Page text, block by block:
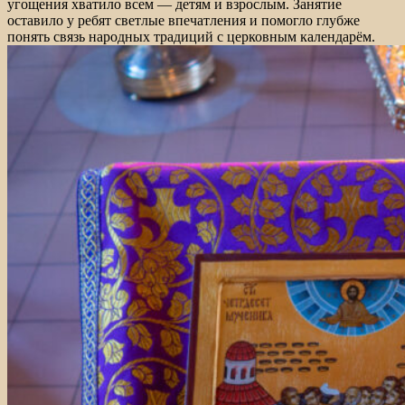
угощения хватило всем — детям и взрослым. Занятие
оставило у ребят светлые впечатления и помогло глубже
понять связь народных традиций с церковным календарём.